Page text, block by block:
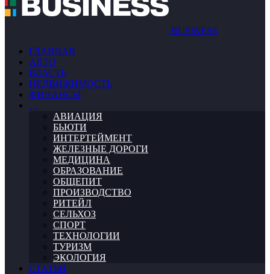
BUSINESS
ГЛАВНАЯ
АВТО
ВЛАСТЬ
НЕДВИЖИМОСТЬ
ФИНАНСЫ
…
АВИАЦИЯ
БЬЮТИ
ИНТЕРТЕЙМЕНТ
ЖЕЛЕЗНЫЕ ДОРОГИ
МЕДИЦИНА
ОБРАЗОВАНИЕ
ОБЩЕПИТ
ПРОИЗВОДСТВО
РИТЕЙЛ
СЕЛЬХОЗ
СПОРТ
ТЕХНОЛОГИИ
ТУРИЗМ
ЭКОЛОГИЯ
СТАТЬИ